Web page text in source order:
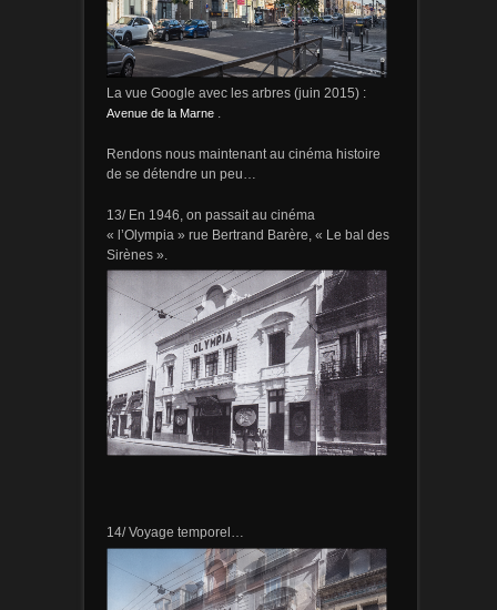
La vue Google avec les arbres (juin 2015) :
Avenue de la Marne.
Rendons nous maintenant au cinéma histoire
de se détendre un peu…
13/ En 1946, on passait au cinéma
« l’Olympia » rue Bertrand Barère, « Le bal des
Sirènes ».
14/ Voyage temporel…